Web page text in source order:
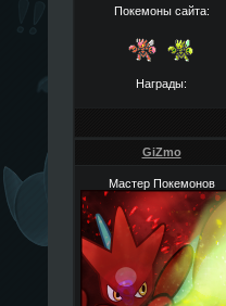
Покемоны сайта:
Награды:
GiZmo
Мастер Покемонов